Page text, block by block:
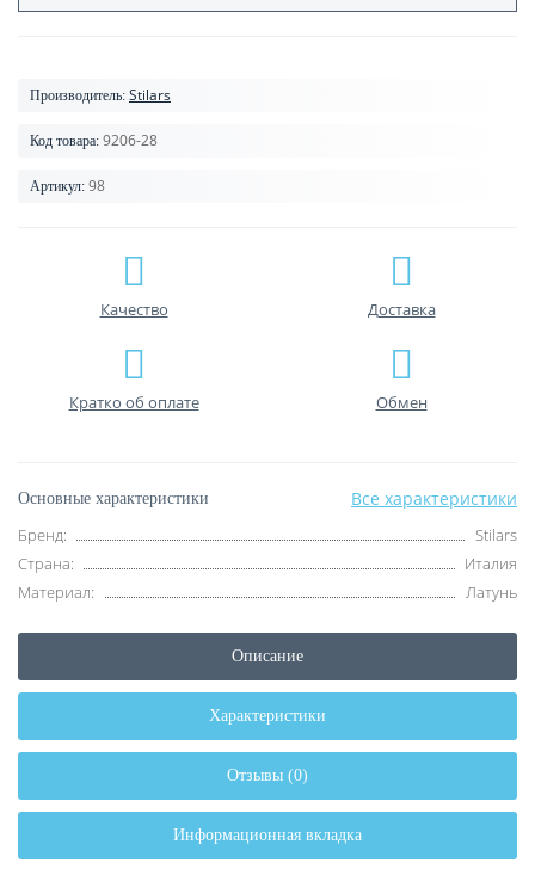
Производитель: Stilars
Код товара: 9206-28
Артикул: 98
Качество Доставка
Кратко об оплате Обмен
Основные характеристики Все характеристики
Бренд:
Stilars
Страна:
Италия
Материал:
Латунь
Описание
Характеристики
Отзывы (0)
Информационная вкладка